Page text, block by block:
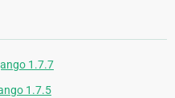
1.7.7
1.7.5